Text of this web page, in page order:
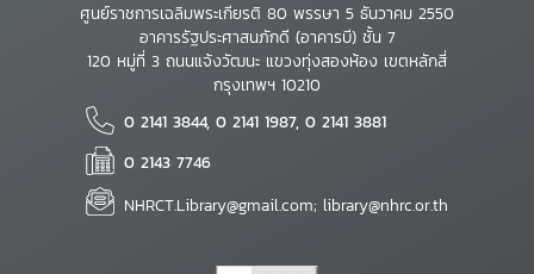
ศูนย์ราชการเฉลิมพระเกียรติ 80 พรรษา 5 ธันวาคม 2550
อาคารรัฐประศาสนภักดี (อาคารบี) ชั้น 7
120 หมู่ที่ 3 ถนนแจ้งวัฒนะ แขวงทุ่งสองห้อง เขตหลักสี่
กรุงเทพฯ 10210
0 2141 3844, 0 2141 1987, 0 2141 3881
0 2143 7746
NHRCT.Library@gmail.com; library@nhrc.or.th